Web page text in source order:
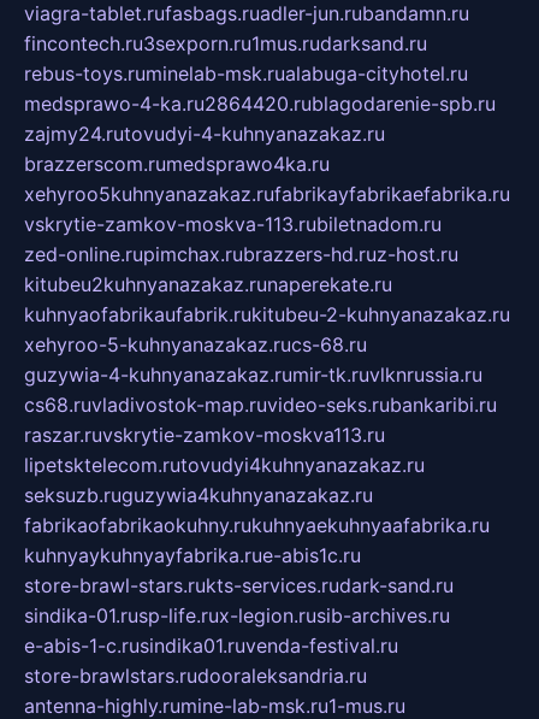
viagra-tablet.rufasbags.ruadler-jun.rubandamn.ru
fincontech.ru3sexporn.ru1mus.rudarksand.ru
rebus-toys.ruminelab-msk.rualabuga-cityhotel.ru
medsprawo-4-ka.ru2864420.rublagodarenie-spb.ru
zajmy24.rutovudyi-4-kuhnyanazakaz.ru
brazzerscom.rumedsprawo4ka.ru
xehyroo5kuhnyanazakaz.rufabrikayfabrikaefabrika.ru
vskrytie-zamkov-moskva-113.rubiletnadom.ru
zed-online.rupimchax.rubrazzers-hd.ruz-host.ru
kitubeu2kuhnyanazakaz.runaperekate.ru
kuhnyaofabrikaufabrik.rukitubeu-2-kuhnyanazakaz.ru
xehyroo-5-kuhnyanazakaz.rucs-68.ru
guzywia-4-kuhnyanazakaz.rumir-tk.ruvlknrussia.ru
cs68.ruvladivostok-map.ruvideo-seks.rubankaribi.ru
raszar.ruvskrytie-zamkov-moskva113.ru
lipetsktelecom.rutovudyi4kuhnyanazakaz.ru
seksuzb.ruguzywia4kuhnyanazakaz.ru
fabrikaofabrikaokuhny.rukuhnyaekuhnyaafabrika.ru
kuhnyaykuhnyayfabrika.rue-abis1c.ru
store-brawl-stars.rukts-services.rudark-sand.ru
sindika-01.rusp-life.rux-legion.rusib-archives.ru
e-abis-1-c.rusindika01.ruvenda-festival.ru
store-brawlstars.rudooraleksandria.ru
antenna-highly.rumine-lab-msk.ru1-mus.ru